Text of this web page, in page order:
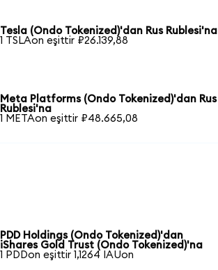
Tesla (Ondo Tokenized)'dan Rus Rublesi'na
1 TSLAon eşittir ₽26.139,88
Meta Platforms (Ondo Tokenized)'dan Rus
Rublesi'na
1 METAon eşittir ₽48.665,08
PDD Holdings (Ondo Tokenized)'dan
iShares Gold Trust (Ondo Tokenized)'na
1 PDDon eşittir 1,1264 IAUon